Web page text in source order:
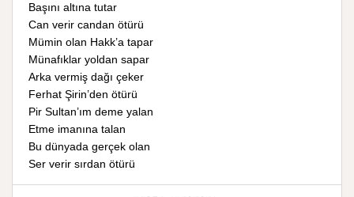
Başını altına tutar
Can verir candan ötürü
Mümin olan Hakk’a tapar
Münafıklar yoldan sapar
Arka vermiş dağı çeker
Ferhat Şirin’den ötürü
Pir Sultan’ım deme yalan
Etme imanına talan
Bu dünyada gerçek olan
Ser verir sırdan ötürü